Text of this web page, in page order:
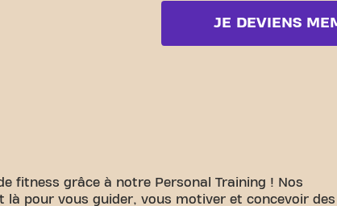
JE DEVIENS
fitness grâce à notre Personal Training ! Nos
là pour vous guider, vous motiver et concevoir des